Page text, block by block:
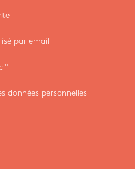
par email
données personnelles